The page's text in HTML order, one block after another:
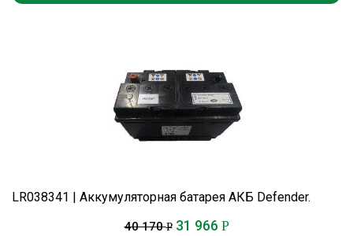
LR038341 | Аккумуляторная батарея АКБ Defender.
40 170Р 31 966 Р